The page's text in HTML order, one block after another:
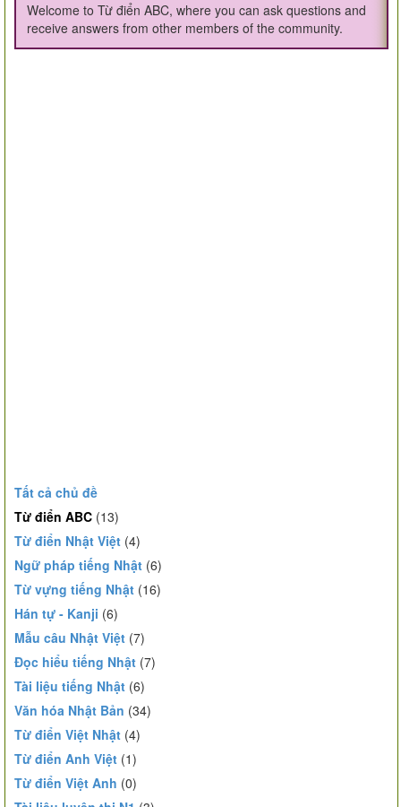
Welcome to Từ điển ABC, where you can ask questions and
receive answers from other members of the community.
Tất cả chủ đề
Từ điển ABC (13)
Từ điển Nhật Việt (4)
Ngữ pháp tiếng Nhật (6)
Từ vựng tiếng Nhật (16)
Hán tự - Kanji (6)
Mẫu câu Nhật Việt (7)
Đọc hiểu tiếng Nhật (7)
Tài liệu tiếng Nhật (6)
Văn hóa Nhật Bản (34)
Từ điển Việt Nhật (4)
Từ điển Anh Việt (1)
Từ điển Việt Anh (0)